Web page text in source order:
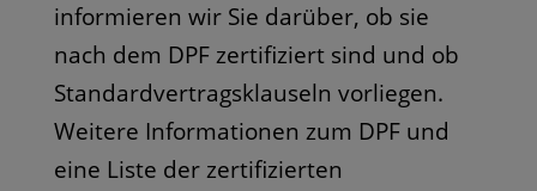
informieren wir Sie darüber, ob sie
nach dem DPF zertifiziert sind und ob
Standardvertragsklauseln vorliegen.
Weitere Informationen zum DPF und
eine Liste der zertifizierten